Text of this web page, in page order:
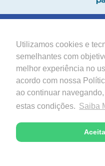
Utilizamos cookies e
semelhantes com
melhor experiência no
acordo com nossa
ao continuar
estas condições. Saiba